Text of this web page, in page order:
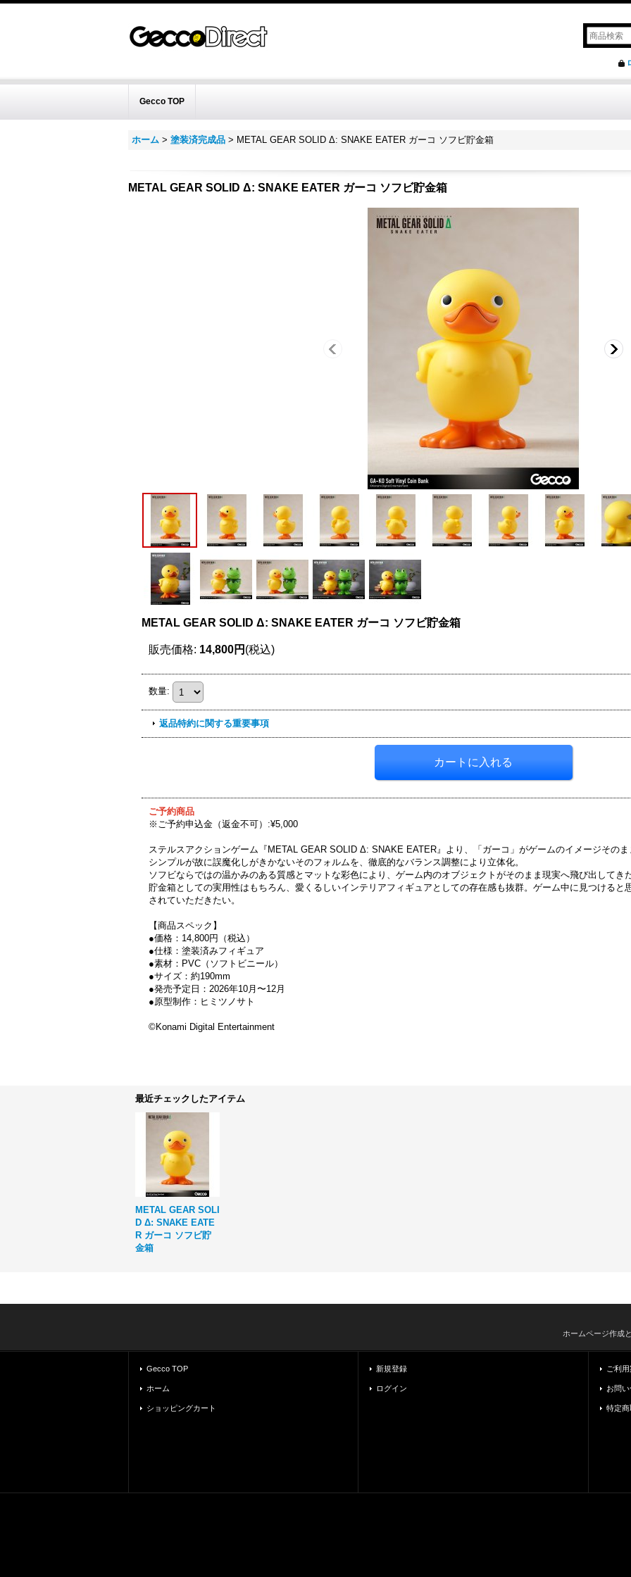
Gecco TOP
ホーム > 塗装済完成品 > METAL GEAR SOLID Δ: SNAKE EATER ガーコ ソフビ貯金箱
METAL GEAR SOLID Δ: SNAKE EATER ガーコ ソフビ貯金箱
METAL GEAR SOLID Δ: SNAKE EATER ガーコ ソフビ貯金箱
販売価格: 14,800円 (税込)
数量:
返品特約に関する重要事項
ご予約商品
※ご予約申込金（返金不可）:¥5,000
ステルスアクションゲーム『METAL GEAR SOLID Δ: SNAKE EATER』より、「ガーコ」がゲームのイメージその
シンプルが故に誤魔化しがきかないそのフォルムを、徹底的なバランス調整により立体化。
ソフビならではの温かみのある質感とマットな彩色により、ゲーム内のオブジェクトがそのまま現実へ飛び出してき
貯金箱としての実用性はもちろん、愛くるしいインテリアフィギュアとしての存在感も抜群。ゲーム中に見つけると
されていただきたい。
【商品スペック】
●価格：14,800円（税込）
●仕様：塗装済みフィギュア
●素材：PVC（ソフトビニール）
●サイズ：約190mm
●発売予定日：2026年10月〜12月
●原型制作：ヒミツノサト
©Konami Digital Entertainment
最近チェックしたアイテム
METAL GEAR SOLI
D Δ: SNAKE EATE
R ガーコ ソフビ貯
金箱
ホームページ作成
Gecco TOP
ホーム
ショッピングカート
新規登録
ログイン
ご利
お問
特定